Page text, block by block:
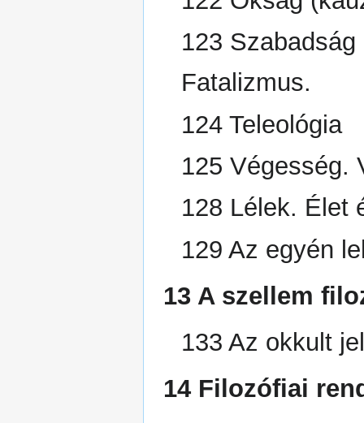
123
Fatalizmus.
124 Teleológia
125 Végesség.
128 Lélek. Élet
129 Az egyén
13 A szellem
133 Az okkult
14 Filozófiai